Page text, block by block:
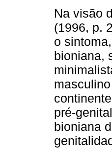
Na visão
(1996, p.
o
bioniana,
pré-
bioniana